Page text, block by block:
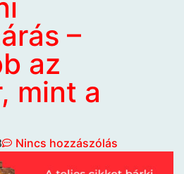
–
az
mint a
Nincs hozzászólás